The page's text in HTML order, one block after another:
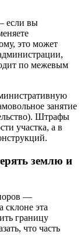
если вы
это может
по межевым
занятие
Штрафы
участка, а в
землю и
—
склоне эта
границу
что часть